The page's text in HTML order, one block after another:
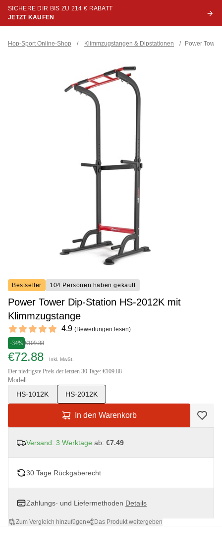
SICHERE DIR BIS ZU 214 € RABATT
JETZT KAUFEN
Hop-Sport Online-Shop / Klimmzugstangen & Dipstationen / Power
Bestseller 104 Personen haben gekauft
Power Tower Dip-Station HS-2012K mit
Klimmzugstange
Reviews
4.9 out of 5 stars 4.9 (Bewertungen lesen)
-34% €109.88
€72.88 Inkl. MwSt.
Der niedrigste Preis der letzten 30 Tage: €109.88
Modell
HS-1012K HS-2012K
In den Warenkorb
Versand: 3 Werktage ab: €7.49
30 Tage Rückgaberecht
Zahlungs- und Liefermethoden Details
Zum Vergleich hinzufügen Das Produkt weitergeben